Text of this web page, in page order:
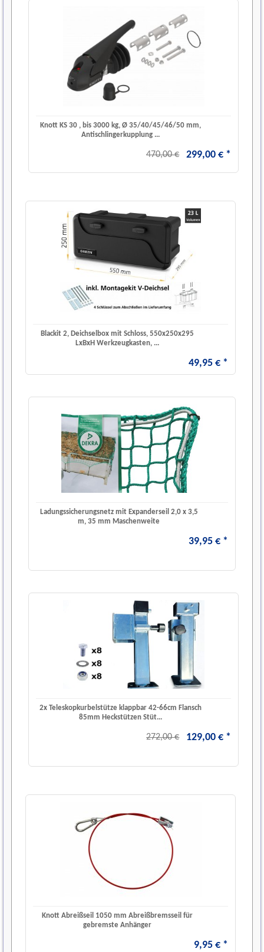
Knott KS 30 , bis 3000 kg, Ø 35/40/45/46/50 mm,
Antischlingerkupplung ...
470,00 € 299,00 € *
Blackit 2, Deichselbox mit Schloss, 550x250x295
LxBxH Werkzeugkasten, ...
49,95 € *
Ladungssicherungsnetz mit Expanderseil 2,0 x 3,5
m, 35 mm Maschenweite
39,95 € *
2x Teleskopkurbelstütze klappbar 42-66cm Flansch
85mm Heckstützen Stüt...
272,00 € 129,00 € *
Knott Abreißseil 1050 mm Abreißbremsseil für
gebremste Anhänger
9,95 € *